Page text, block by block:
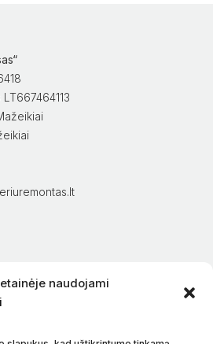
naudojami